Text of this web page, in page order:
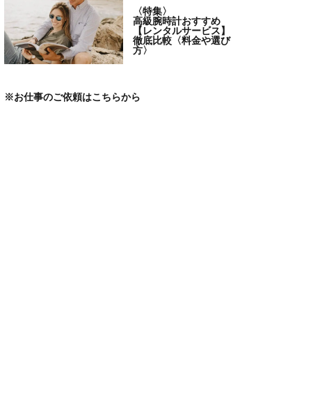
〈特集〉
高級腕時計おすすめ
【レンタルサービス】
徹底比較〈料金や選び
方〉
※お仕事のご依頼はこちらから